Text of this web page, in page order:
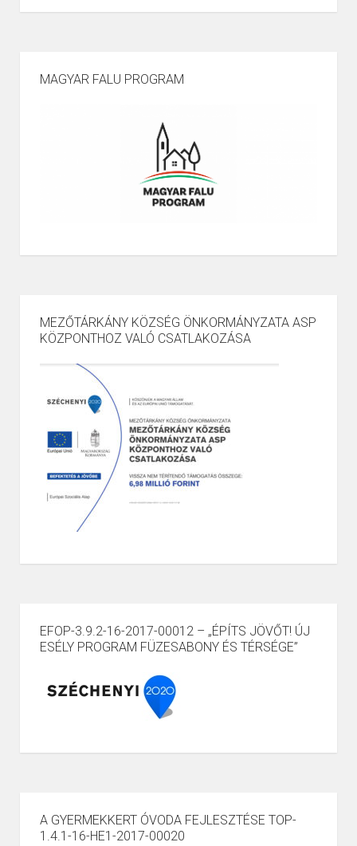
MAGYAR FALU PROGRAM
MEZŐTÁRKÁNY KÖZSÉG ÖNKORMÁNYZATA ASP
KÖZPONTHOZ VALÓ CSATLAKOZÁSA
EFOP-3.9.2-16-2017-00012 – „ÉPÍTS JÖVŐT! ÚJ
ESÉLY PROGRAM FÜZESABONY ÉS TÉRSÉGE”
A GYERMEKKERT ÓVODA FEJLESZTÉSE TOP-
1.4.1-16-HE1-2017-00020